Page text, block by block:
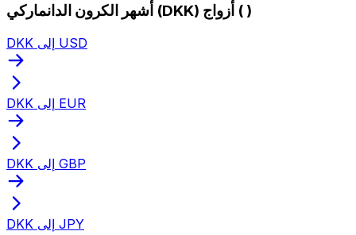
أشهر الكرون الدانماركي (DKK) أزواج ( )
DKK إلى USD
DKK إلى EUR
DKK إلى GBP
DKK إلى JPY